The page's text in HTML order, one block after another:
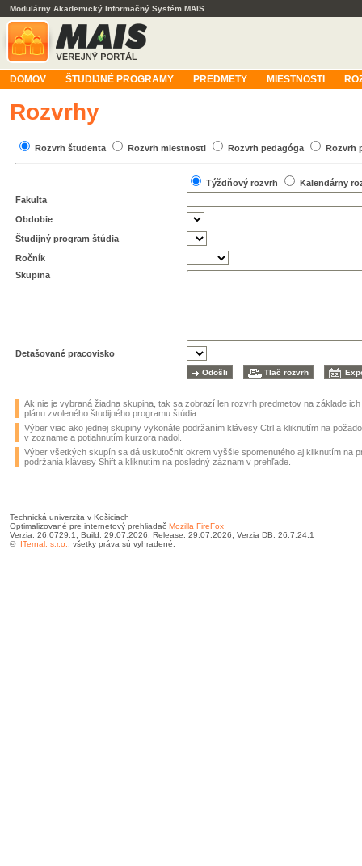
Modulárny Akademický Informačný Systém MAIS
DOMOV ŠTUDIJNÉ PROGRAMY PREDMETY MIESTNOSTI
Rozvrhy
Rozvrh študenta Rozvrh miestnosti Rozvrh pedagóga Rozvrh
Týždňový rozvrh
Kalendárny
Fakulta
Obdobie
Študijný program štúdia
Ročník
Skupina
Detašované pracovisko
Ak nie je vybraná žiadna skupina, tak sa zobrazí len rozvrh predmetov na základe
plánu zvoleného študijného programu štúdia.
Výber viac ako jednej skupiny vykonáte podržaním klávesy Ctrl a kliknutím na
v zozname a potiahnutím kurzora nadol.
Výber všetkých skupín sa dá uskutočniť okrem vyššie spomenutého aj kliknutím na
podržania klávesy Shift a kliknutím na posledný záznam v prehľade.
Technická univerzita v Košiciach
Optimalizované pre internetový prehliadač Mozilla FireFox
Verzia: 26.0729.1, Build: 29.07.2026, Release: 29.07.2026, Verzia DB: 26.7.24.1
© ITernal, s.r.o. , všetky práva sú vyhradené.